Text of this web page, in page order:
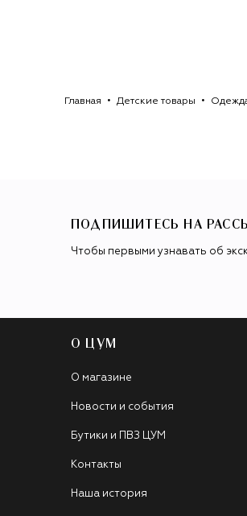
Главная Детские товары
ПОДПИШИТЕСЬ НА
Чтобы первыми узнавать об
О ЦУМ
О магазине
Новости и события
Бутики и ПВЗ ЦУМ
Контакты
Наша история